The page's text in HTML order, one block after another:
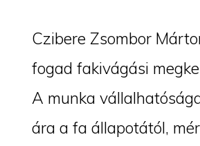
Czibere Zsombor
fogad fakivágási
A munka
ára a fa állapotától,